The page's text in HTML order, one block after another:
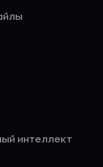
интеллект